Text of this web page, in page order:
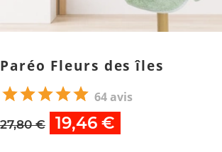
Paréo Fleurs des îles
64 avis
27,80 € 19,46 €